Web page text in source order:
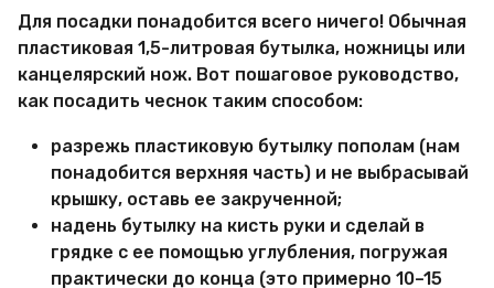
Для посадки понадобится всего ничего! Обычная
пластиковая 1,5-литровая бутылка, ножницы или
канцелярский нож. Вот пошаговое руководство,
как посадить чеснок таким способом:
разрежь пластиковую бутылку пополам (нам
понадобится верхняя часть) и не выбрасывай
крышку, оставь ее закрученной;
надень бутылку на кисть руки и сделай в
грядке с ее помощью углубления, погружая
практически до конца (это примерно 10–15